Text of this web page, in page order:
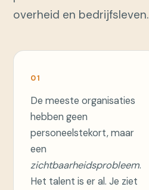
overheid en bedrijfsleven.
01
De meeste organisaties
hebben geen
personeelstekort, maar
een
zichtbaarheidsprobleem.
Het talent is er al. Je ziet